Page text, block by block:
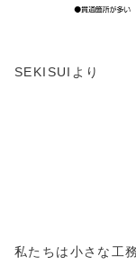
SEKISUIより
私たちは小さな工